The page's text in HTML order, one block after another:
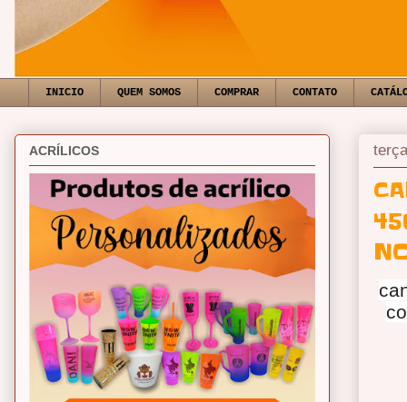
INICIO QUEM SOMOS COMPRAR CONTATO
ACRÍLICOS